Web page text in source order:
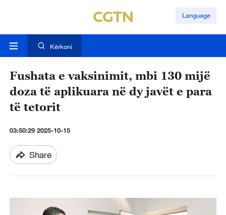
Language
Kërkoni
Fushata e vaksinimit, mbi 130 mijë
doza të aplikuara në dy javët e para
të tetorit
03:50:29 2025-10-15
Share